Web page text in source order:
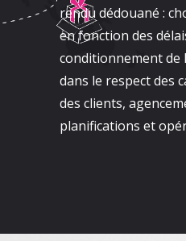
rendu dédouané :
en fonction des
conditionnement de
dans le respect des
des clients,
planifications et